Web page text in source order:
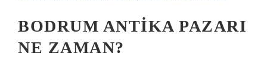
BODRUM ANTIKA PAZARI
NE ZAMAN?